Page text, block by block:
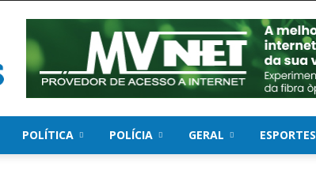
POLÍTICA POLÍCIA GERAL ESPORTES